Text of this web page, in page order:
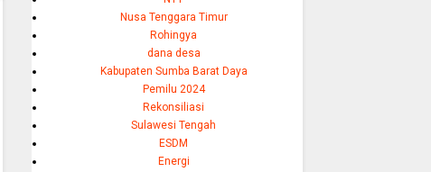
Nusa Tenggara Timur
Rohingya
dana desa
Kabupaten Sumba Barat Daya
Pemilu 2024
Rekonsiliasi
Sulawesi Tengah
ESDM
Energi